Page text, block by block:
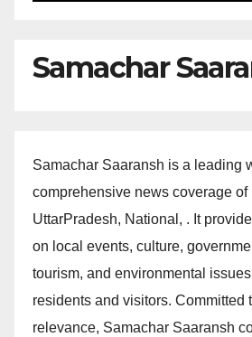
Samachar
Samachar Saaransh is a leading
comprehensive news coverage of
UttarPradesh, National, . It
on local events, culture,
tourism, and environmental
residents and visitors. Committed
relevance, Samachar Saaransh